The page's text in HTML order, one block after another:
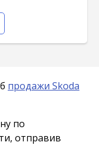
продажи Skoda
по
отправив